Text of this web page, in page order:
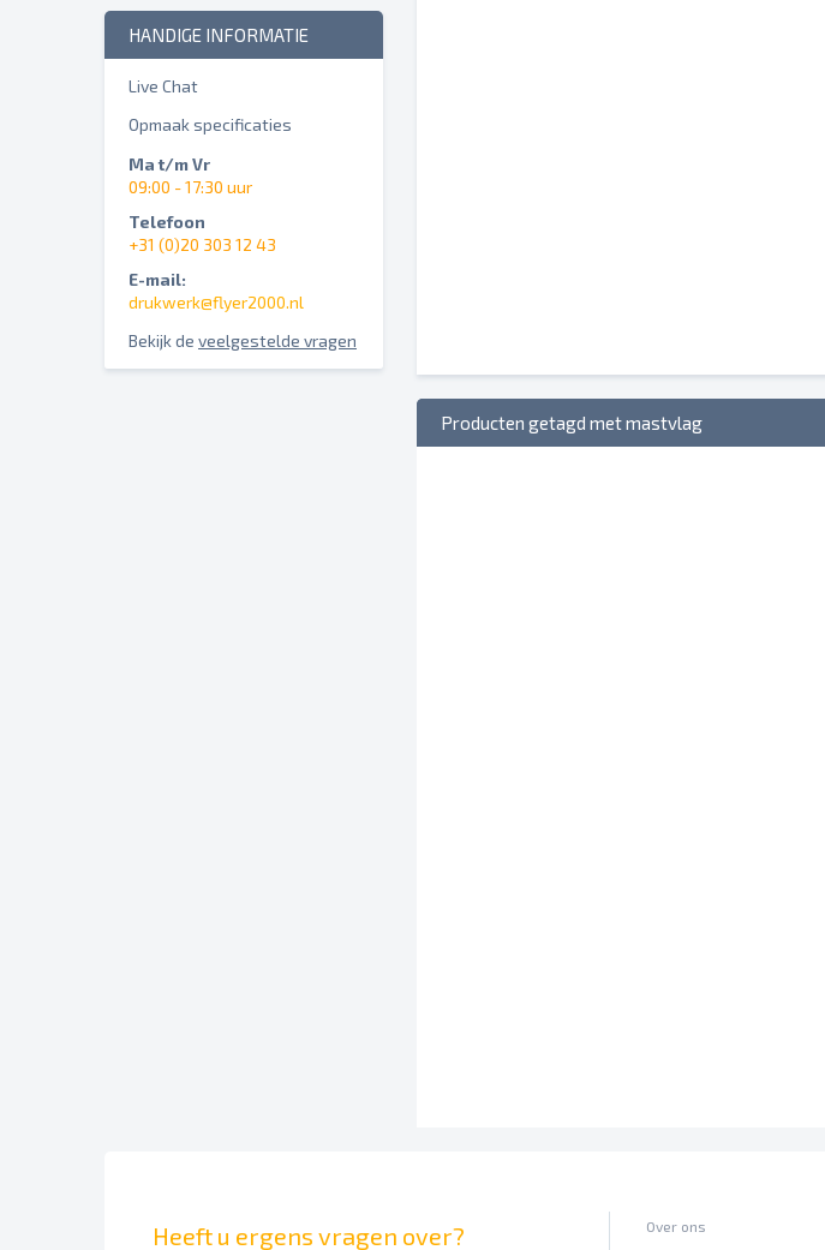
HANDIGE INFORMATIE
Live Chat
Opmaak specificaties
Ma t/m Vr
09:00 - 17:30 uur
Telefoon
+31 (0)20 303 12 43
E-mail:
drukwerk@flyer2000.nl
Bekijk de veelgestelde vragen
Producten getagd met mastvlag
Heeft u ergens vragen over? Over ons